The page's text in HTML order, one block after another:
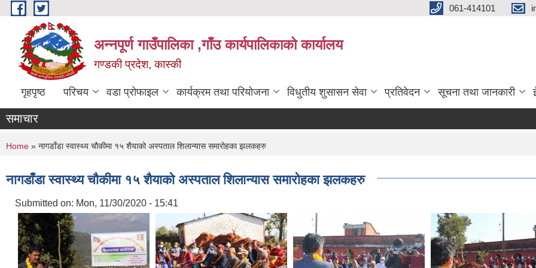
Skip to main content 061-414101
अन्नपूर्ण गाउँपालिका ,गाँउ कार्यपालिकाको कार्यालय
गण्डकी प्रदेश, कास्की
गृहपृष्ठ परिचय वडा प्रोफाइल कार्यक्रम तथा परियोजना विधुतीय शुसासन सेवा प्रतिवेदन सूचना तथा जानकारी
समाचार
You are here
Home » नागडाँडा स्वास्थ्य चौकीमा १५ शैयाको अस्पताल शिलान्यास समारोहका झलकहरु
नागडाँडा स्वास्थ्य चौकीमा १५ शैयाको अस्पताल शिलान्यास समारोहका झलकहरु
Submitted on: Mon, 11/30/2020 - 15:41